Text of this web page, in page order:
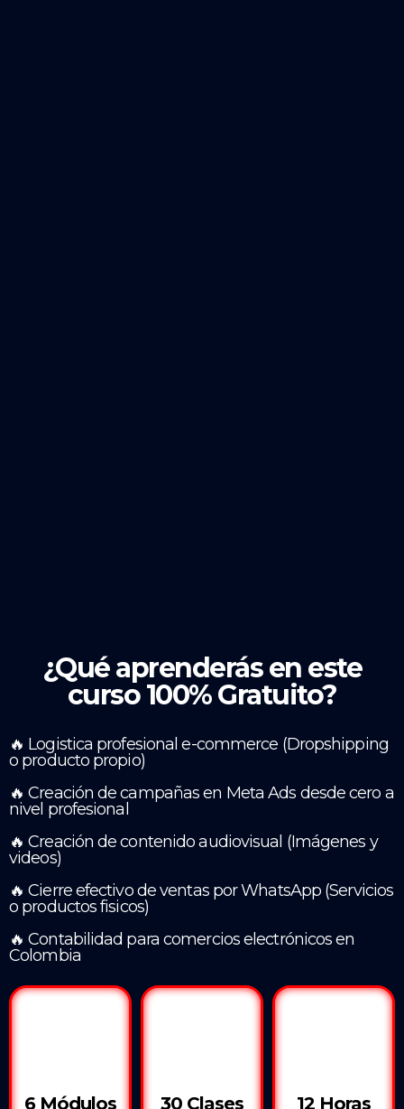
¿Qué aprenderás en este
curso 100% Gratuito?
🔥 Logistica profesional e-commerce (Dropshipping
o producto propio)
🔥 Creación de campañas en Meta Ads desde cero a
nivel profesional
🔥 Creación de contenido audiovisual (Imágenes y
videos)
🔥 Cierre efectivo de ventas por WhatsApp (Servicios
o productos fisicos)
🔥 Contabilidad para comercios electrónicos en
Colombia
6 Módulos 30 Clases 12 Horas